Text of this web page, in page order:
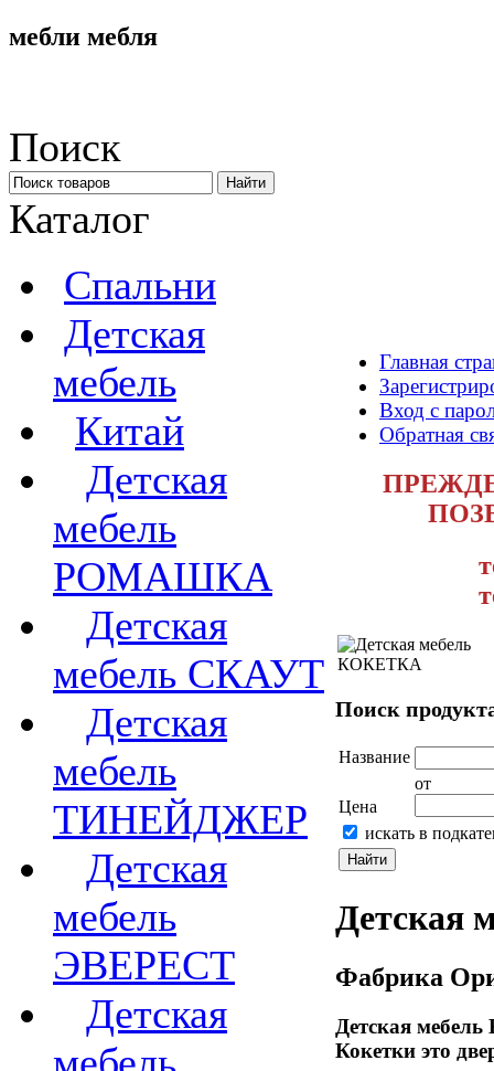
мебли мебля
Поиск
Каталог
Спальни
Детская
мебель
Китай
Детская
мебель
РОМАШКА
Детская
мебель СКАУТ
Детская
мебель
ТИНЕЙДЖЕР
Детская
мебель
ЭВЕРЕСТ
Детская
Главная
Вход с
Обратная
Поиск
Название
Цена
от
искать в
Детская
Фабрика
Детская мебель
Кокетки это